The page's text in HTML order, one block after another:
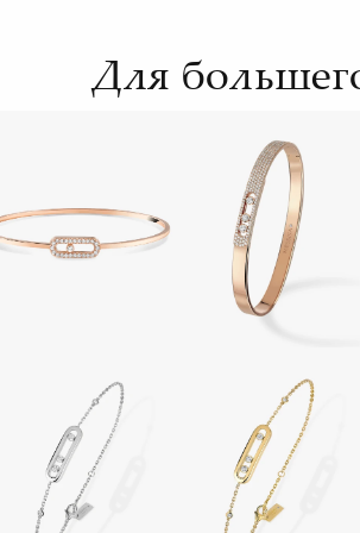
Для
СМОТРЕТЬ СЕЙЧАС СМОТРЕТЬ СЕЙЧАС